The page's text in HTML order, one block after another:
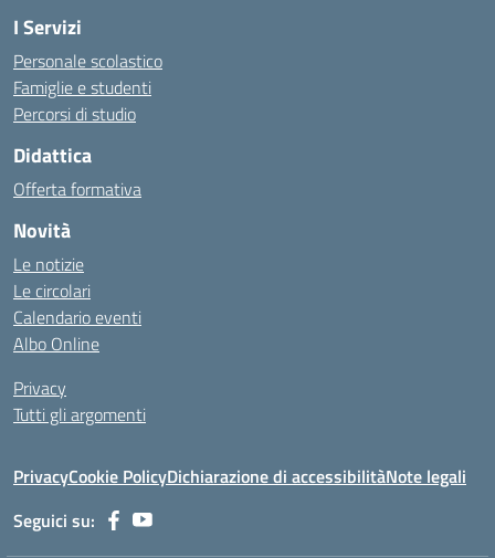
I Servizi
Personale scolastico
Famiglie e studenti
Percorsi di studio
Didattica
Offerta formativa
Novità
Le notizie
Le circolari
Calendario eventi
Albo Online
Privacy
Tutti gli argomenti
PrivacyCookie PolicyDichiarazione di accessibilitàNote legali
Seguici su: